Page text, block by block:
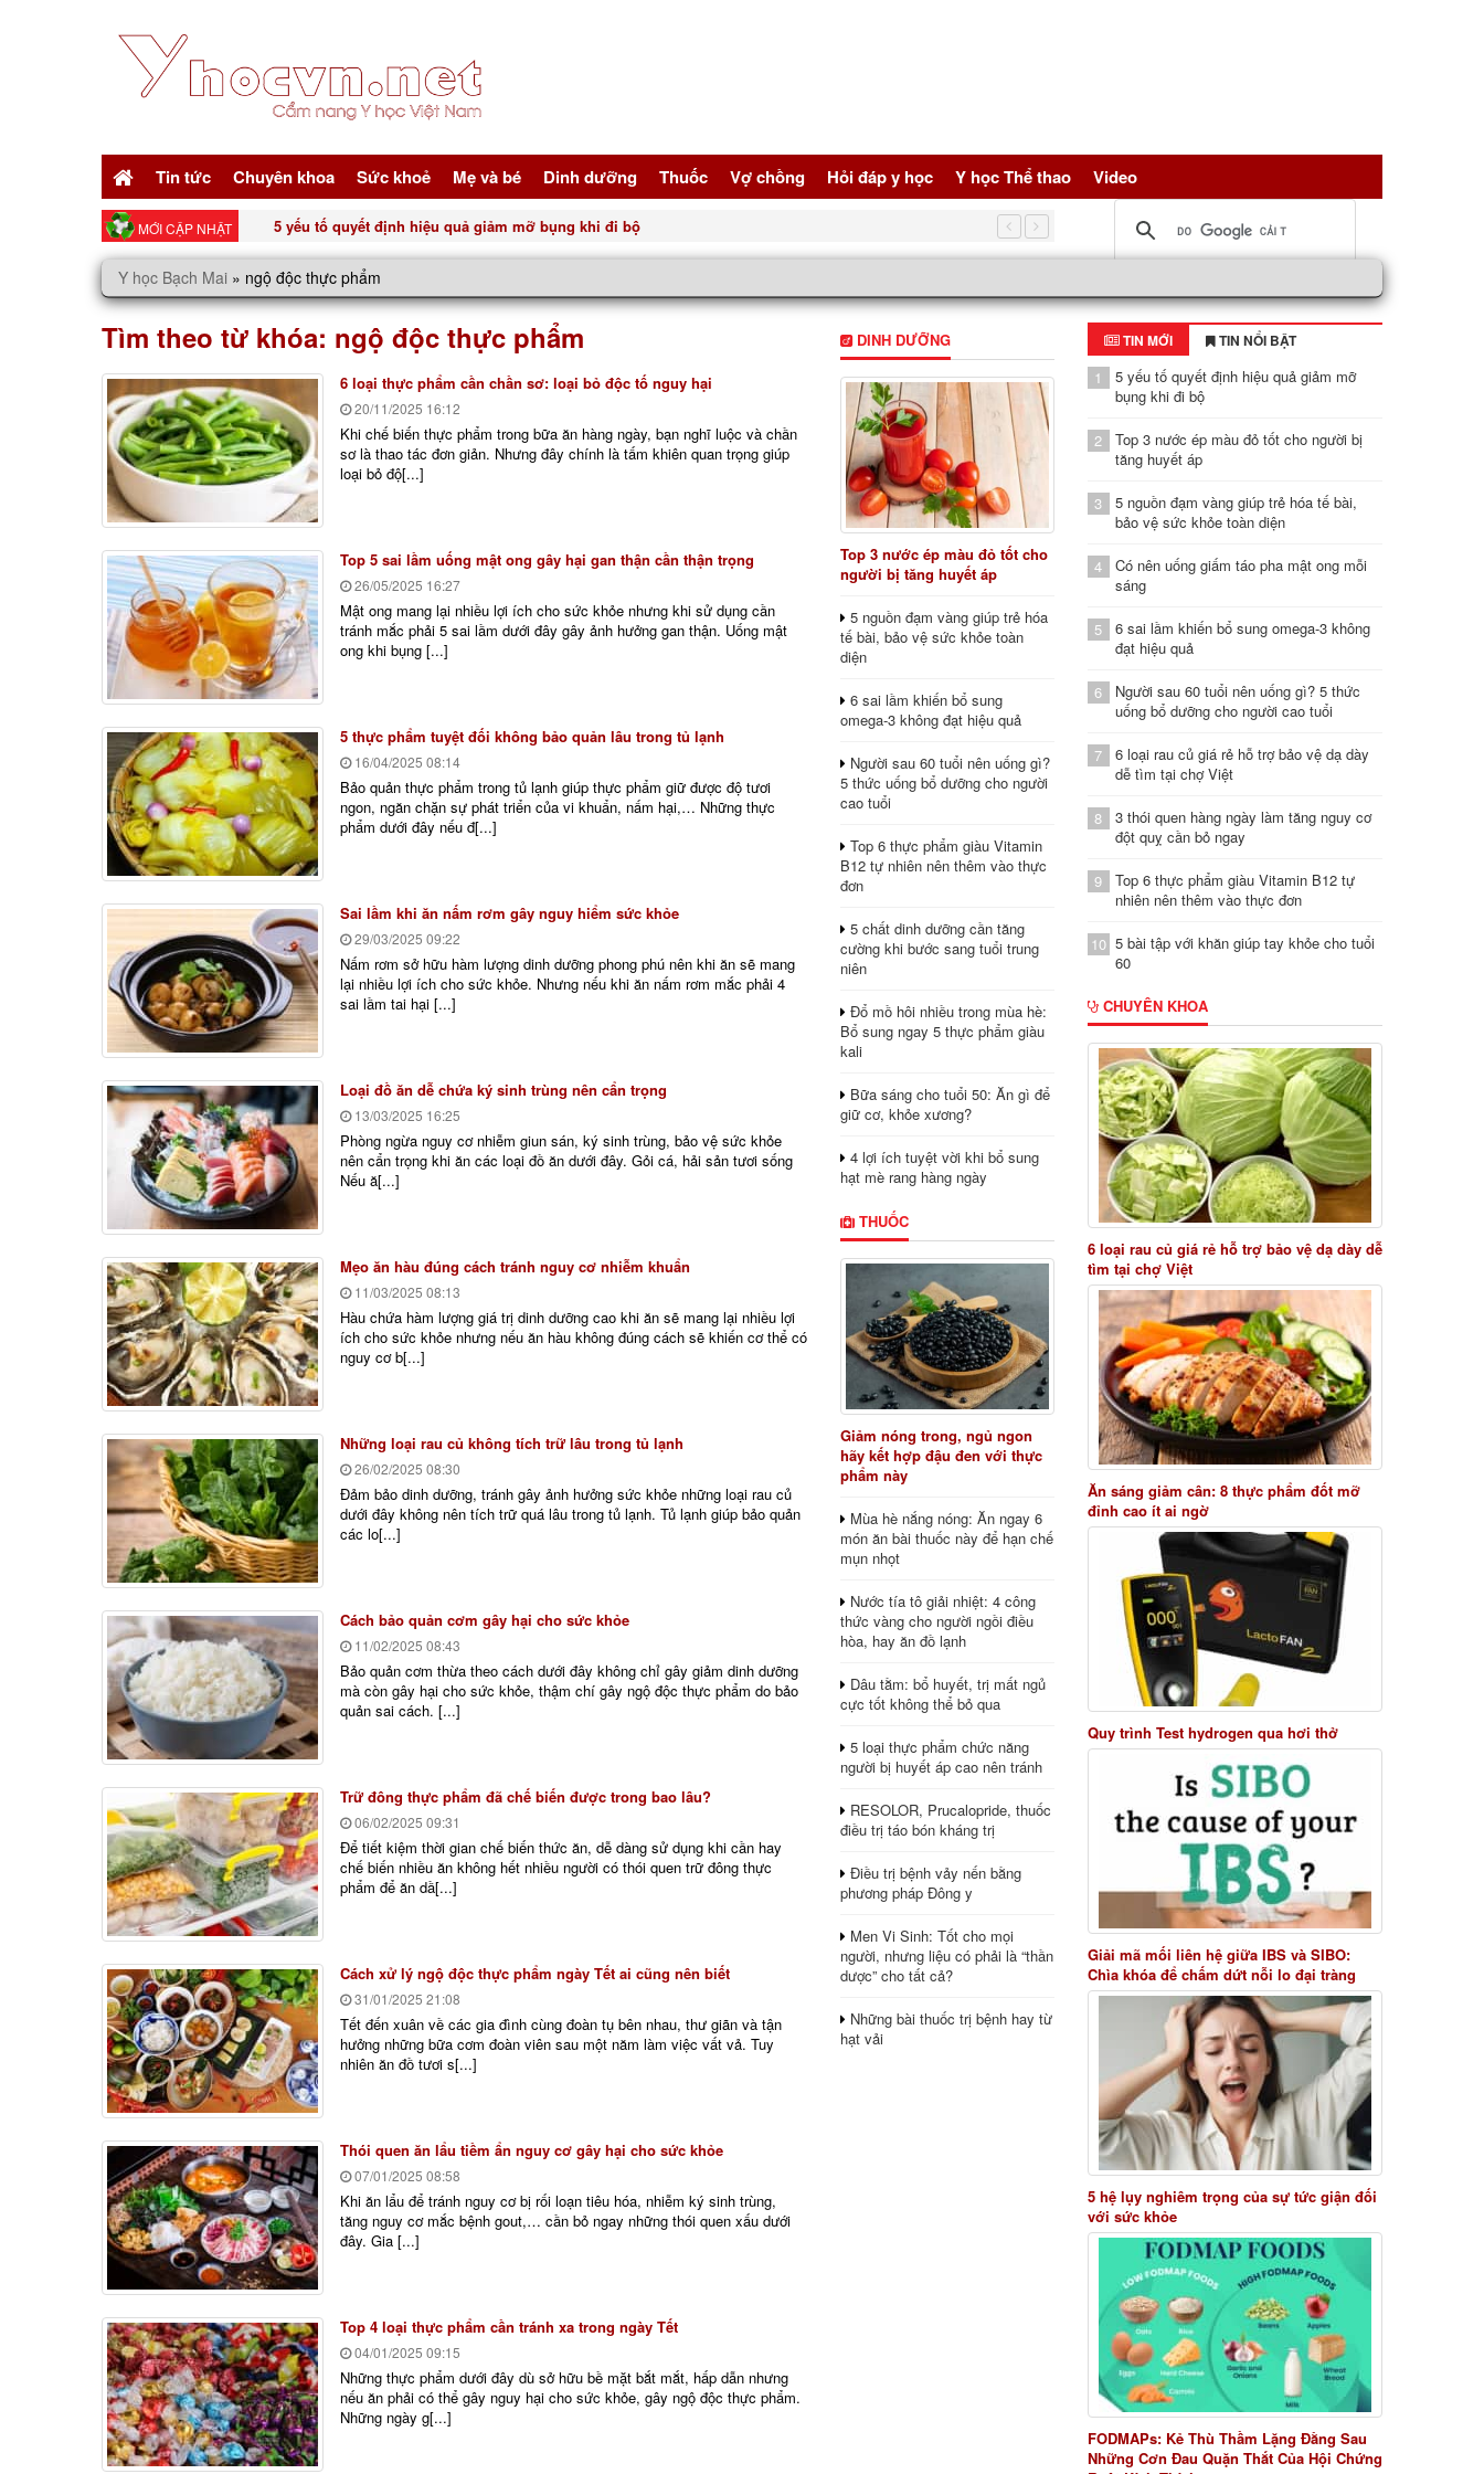
Tin tức Chuyên khoa Sức khoẻ Mẹ và bé Dinh dưỡng Thuốc Vợ chồng Hỏi đáp y học Y học Thể thao Video
MỚI CẬP NHẬT Top 3 nước ép màu đỏ tốt cho người bị tăng huyết áp 5 nguồn đạm vàng giúp trẻ hóa tế bài, bảo vệ sức khỏe toàn
Y học Bạch Mai » ngộ độc thực phẩm
ngộ độc thực phẩm
Tìm theo từ khóa:
6 loại thực phẩm cần chần sơ: loại bỏ độc tố nguy hại
20/11/2025 16:12
Khi chế biến thực phẩm trong bữa ăn hàng ngày, bạn nghĩ luộc và chần
sơ là thao tác đơn giản. Nhưng đây chính là tấm khiên quan trọng giúp
loại bỏ độ[...]
Top 5 sai lầm uống mật ong gây hại gan thận cần thận trọng
26/05/2025 16:27
Mật ong mang lại nhiều lợi ích cho sức khỏe nhưng khi sử dụng cần
tránh mắc phải 5 sai lầm dưới đây gây ảnh hưởng gan thận. Uống mật
ong khi bụng [...]
5 thực phẩm tuyệt đối không bảo quản lâu trong tủ lạnh
16/04/2025 08:14
Bảo quản thực phẩm trong tủ lạnh giúp thực phẩm giữ được độ tươi
ngon, ngăn chặn sự phát triển của vi khuẩn, nấm hại,… Những thực
phẩm dưới đây nếu đ[...]
Sai lầm khi ăn nấm rơm gây nguy hiểm sức khỏe
29/03/2025 09:22
Nấm rơm sở hữu hàm lượng dinh dưỡng phong phú nên khi ăn sẽ mang
lại nhiều lợi ích cho sức khỏe. Nhưng nếu khi ăn nấm rơm mắc phải 4
sai lầm tai hại [...]
Loại đồ ăn dễ chứa ký sinh trùng nên cẩn trọng
13/03/2025 16:25
Phòng ngừa nguy cơ nhiễm giun sán, ký sinh trùng, bảo vệ sức khỏe
nên cẩn trọng khi ăn các loại đồ ăn dưới đây. Gỏi cá, hải sản tươi sống
Nếu ă[...]
Mẹo ăn hàu đúng cách tránh nguy cơ nhiễm khuẩn
11/03/2025 08:13
Hàu chứa hàm lượng giá trị dinh dưỡng cao khi ăn sẽ mang lại nhiều lợi
ích cho sức khỏe nhưng nếu ăn hàu không đúng cách sẽ khiến cơ thể có
nguy cơ b[...]
Những loại rau củ không tích trữ lâu trong tủ lạnh
26/02/2025 08:30
Đảm bảo dinh dưỡng, tránh gây ảnh hưởng sức khỏe những loại rau củ
dưới đây không nên tích trữ quá lâu trong tủ lạnh. Tủ lạnh giúp bảo quản
các lo[...]
Cách bảo quản cơm gây hại cho sức khỏe
11/02/2025 08:43
Bảo quản cơm thừa theo cách dưới đây không chỉ gây giảm dinh dưỡng
mà còn gây hại cho sức khỏe, thậm chí gây ngộ độc thực phẩm do bảo
quản sai cách. [...]
Trữ đông thực phẩm đã chế biến được trong bao lâu?
06/02/2025 09:31
Để tiết kiệm thời gian chế biến thức ăn, dễ dàng sử dụng khi cần hay
chế biến nhiều ăn không hết nhiều người có thói quen trữ đông thực
phẩm để ăn dầ[...]
Cách xử lý ngộ độc thực phẩm ngày Tết ai cũng nên biết
31/01/2025 21:08
Tết đến xuân về các gia đình cùng đoàn tụ bên nhau, thư giãn và tận
hưởng những bữa cơm đoàn viên sau một năm làm việc vất vả. Tuy
nhiên ăn đồ tươi s[...]
Thói quen ăn lẩu tiềm ẩn nguy cơ gây hại cho sức khỏe
07/01/2025 08:58
Khi ăn lẩu để tránh nguy cơ bị rối loạn tiêu hóa, nhiễm ký sinh trùng,
tăng nguy cơ mắc bệnh gout,… cần bỏ ngay những thói quen xấu dưới
đây. Gia [...]
Top 4 loại thực phẩm cần tránh xa trong ngày Tết
04/01/2025 09:15
Những thực phẩm dưới đây dù sở hữu bề mặt bắt mắt, hấp dẫn nhưng
nếu ăn phải có thể gây nguy hại cho sức khỏe, gây ngộ độc thực phẩm.
Những ngày g[...]
DINH DƯỠNG
Top 3 nước ép màu đỏ tốt cho
người bị tăng huyết áp
5 nguồn đạm vàng giúp trẻ hóa
tế bài, bảo vệ sức khỏe toàn
diện
6 sai lầm khiến bổ sung
omega-3 không đạt hiệu quả
Người sau 60 tuổi nên uống gì?
5 thức uống bổ dưỡng cho người
cao tuổi
Top 6 thực phẩm giàu Vitamin
B12 tự nhiên nên thêm vào thực
đơn
5 chất dinh dưỡng cần tăng
cường khi bước sang tuổi trung
niên
Đổ mồ hôi nhiều trong mùa hè:
Bổ sung ngay 5 thực phẩm giàu
kali
Bữa sáng cho tuổi 50: Ăn gì để
giữ cơ, khỏe xương?
4 lợi ích tuyệt vời khi bổ sung
hạt mè rang hàng ngày
THUỐC
Giảm nóng trong, ngủ ngon
hãy kết hợp đậu đen với thực
phẩm này
Mùa hè nắng nóng: Ăn ngay 6
món ăn bài thuốc này để hạn chế
mụn nhọt
Nước tía tô giải nhiệt: 4 công
thức vàng cho người ngồi điều
hòa, hay ăn đồ lạnh
Dâu tằm: bổ huyết, trị mất ngủ
cực tốt không thể bỏ qua
5 loại thực phẩm chức năng
người bị huyết áp cao nên tránh
RESOLOR, Prucalopride, thuốc
điều trị táo bón kháng trị
Điều trị bệnh vảy nến bằng
phương pháp Đông y
Men Vi Sinh: Tốt cho mọi
người, nhưng liệu có phải là “thần
dược” cho tất cả?
Những bài thuốc trị bệnh hay từ
hạt vải
TIN MỚI TIN NỔI BẬT
1
5 yếu tố quyết định hiệu quả giảm mỡ
bụng khi đi bộ
2
Top 3 nước ép màu đỏ tốt cho người bị
tăng huyết áp
3
5 nguồn đạm vàng giúp trẻ hóa tế bài,
bảo vệ sức khỏe toàn diện
4
Có nên uống giấm táo pha mật ong mỗi
sáng
5
6 sai lầm khiến bổ sung omega-3 không
đạt hiệu quả
6
Người sau 60 tuổi nên uống gì? 5 thức
uống bổ dưỡng cho người cao tuổi
7
6 loại rau củ giá rẻ hỗ trợ bảo vệ dạ dày
dễ tìm tại chợ Việt
8
3 thói quen hàng ngày làm tăng nguy cơ
đột quỵ cần bỏ ngay
9
Top 6 thực phẩm giàu Vitamin B12 tự
nhiên nên thêm vào thực đơn
10 5 bài tập với khăn giúp tay khỏe cho tuổi
60
CHUYÊN KHOA
6 loại rau củ giá rẻ hỗ trợ bảo vệ dạ dày dễ
tìm tại chợ Việt
Ăn sáng giảm cân: 8 thực phẩm đốt mỡ
đỉnh cao ít ai ngờ
Quy trình Test hydrogen qua hơi thở
Giải mã mối liên hệ giữa IBS và SIBO:
Chìa khóa để chấm dứt nỗi lo đại tràng
5 hệ lụy nghiêm trọng của sự tức giận đối
với sức khỏe
FODMAPs: Kẻ Thù Thầm Lặng Đằng Sau
Những Cơn Đau Quặn Thắt Của Hội Chứng